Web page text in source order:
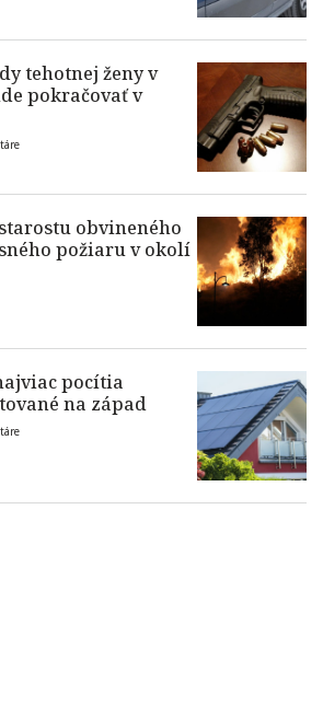
tehotnej ženy v
pokračovať v
obvineného
požiaru v okolí
pocítia
na západ